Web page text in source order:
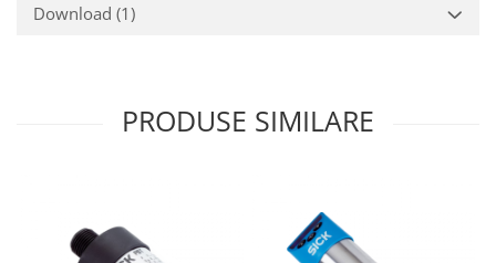
Download (1)
PRODUSE SIMILARE